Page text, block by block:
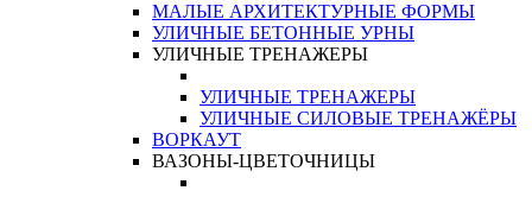
МАЛЫЕ АРХИТЕКТУРНЫЕ ФОРМЫ
УЛИЧНЫЕ БЕТОННЫЕ УРНЫ
УЛИЧНЫЕ ТРЕНАЖЕРЫ
УЛИЧНЫЕ ТРЕНАЖЕРЫ
УЛИЧНЫЕ СИЛОВЫЕ ТРЕНАЖЁРЫ
ВОРКАУТ
ВАЗОНЫ-ЦВЕТОЧНИЦЫ